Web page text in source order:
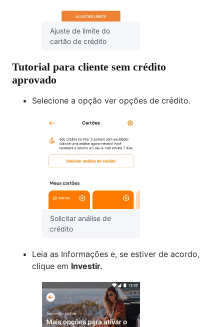
Ajuste de limite do
cartão de crédito
Tutorial para cliente sem crédito
aprovado
Selecione a opção ver opções de crédito.
Solicitar análise de
crédito
Leia as Informações e, se estiver de acordo,
clique em Investir.